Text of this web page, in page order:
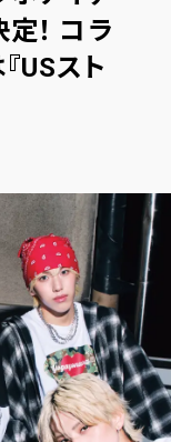
！ コラ
USスト